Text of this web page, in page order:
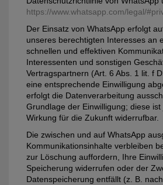
https://www.whatsapp.com/legal/
Der Einsatz von WhatsApp erfolgt
unseres berechtigten Interesses an
schnellen und effektiven
Interessenten und sonstigen
Vertragspartnern (Art. 6 Abs. 1 lit. f
eine entsprechende Einwilligung
erfolgt die Datenverarbeitung
Grundlage der Einwilligung; diese
Wirkung für die Zukunft widerrufbar.
Die zwischen und auf WhatsApp
Kommunikationsinhalte verbleiben
zur Löschung auffordern, Ihre
Speicherung widerrufen oder der
Datenspeicherung entfällt (z. B.